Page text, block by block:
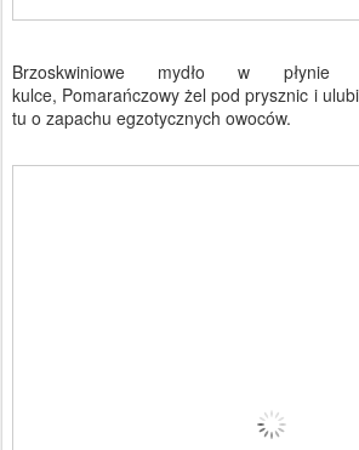
Brzoskwiniowe mydło w
kulce, Pomarańczowy żel pod prysznic i
tu o zapachu egzotycznych owoców.